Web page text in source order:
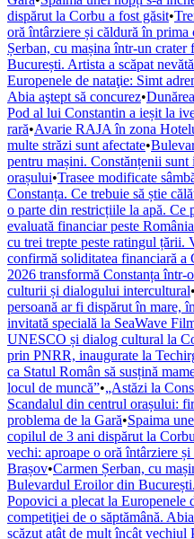
dispărut la Corbu a fost găsit•
oră întârziere și căldură în
Șerban, cu mașina într-un
București. Artista a scăpat
Europenele de nataţie: Simt
Abia aştept să concurez•
Pod al lui Constantin a ieșit la
rară•Avarie RAJA în zona
multe străzi sunt afectate•
pentru mașini. Constănțenii
orașului•Trasee modificate
Constanța. Ce trebuie să știe
o parte din restricțiile la apă. Ce
evaluată financiar peste
cu trei trepte peste ratingul țării.
confirmă soliditatea financiară a
2026 transformă Constanța
culturii și dialogului intercultural•
persoană ar fi dispărut în mare,
invitată specială la SeaWave
UNESCO și dialog cultural la
prin PNRR, inaugurate la
ca Statul Român să susțină
locul de muncă”•„Astăzi la
Scandalul din centrul orașului:
problema de la Gară•Spaima
copilul de 3 ani dispărut la
vechi: aproape o oră întârziere
Brașov•Carmen Șerban, cu
Bulevardul Eroilor din
Popovici a plecat la Europenele
competiţiei de o săptămână.
scăzut atât de mult încât vechiul